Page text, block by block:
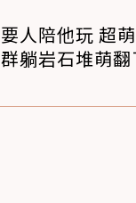
人陪他玩 超萌
躺岩石堆萌翻